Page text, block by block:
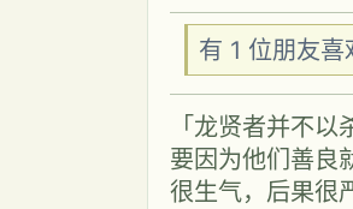
有 1 位朋友
「龙贤者并不
要因为他们善良
很生气，后果很